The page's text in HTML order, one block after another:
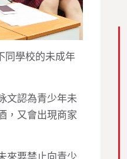
同學校的未成年
文認為青少年未
，又會出現商家
來要禁止向青少